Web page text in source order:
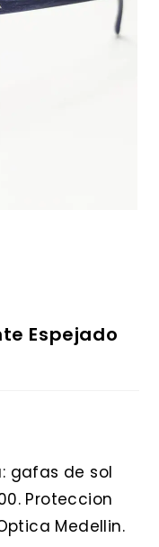
Espejado
gafas de sol
Proteccion
Medellin.